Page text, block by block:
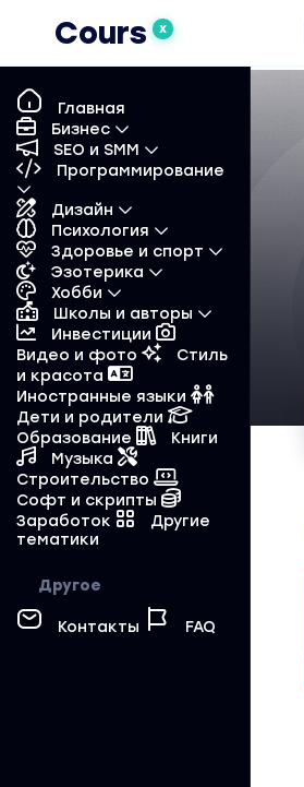
Cours X
Главная
Бизнес
SEO и SMM
Программирование
Дизайн
Психология
Здоровье и спорт
Эзотерика
Хобби
Школы и авторы
Инвестиции
Видео и фото
Стиль
и красота
Иностранные языки
Дети и родители
Образование
Книги
Музыка
Строительство
Софт и скрипты
Заработок
Другие
тематики
Другое
Контакты FAQ